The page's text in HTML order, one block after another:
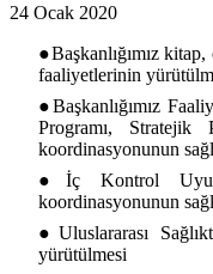
24 Ocak 2020
●Başkanlığımız
faaliyetlerinin
●Başkanlığımız
Programı,
koordinasyonunun
●İç Kontrol
koordinasyonunun
●Uluslararası
yürütülmesi